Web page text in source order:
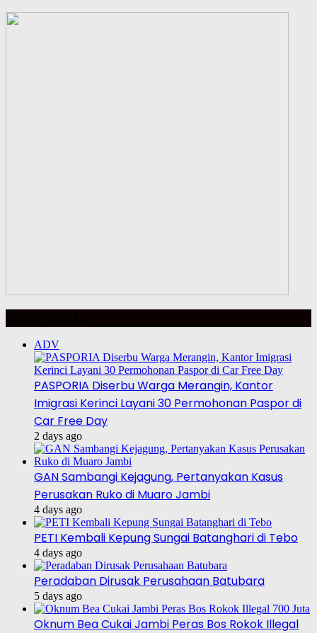
ADV
PASPORIA Diserbu Warga Merangin, Kantor
Imigrasi Kerinci Layani 30 Permohonan Paspor di
Car Free Day
2 days ago
GAN Sambangi Kejagung, Pertanyakan Kasus
Perusakan Ruko di Muaro Jambi
4 days ago
PETI Kembali Kepung Sungai Batanghari di Tebo
4 days ago
Peradaban Dirusak Perusahaan Batubara
5 days ago
Oknum Bea Cukai Jambi Peras Bos Rokok Illegal